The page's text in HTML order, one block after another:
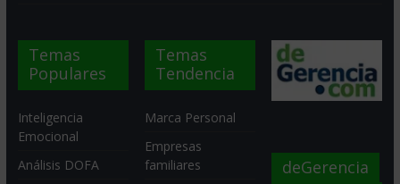
Temas
Populares
Inteligencia
Emocional
Análisis DOFA
Temas
Tendencia
Marca Personal
Empresas
familiares
deGerencia